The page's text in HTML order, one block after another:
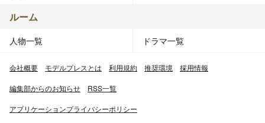
ルーム
人物一覧 ドラマ一覧
会社概要 モデルプレスとは 利用規約 推奨環境 採用情報
編集部からのお知らせ RSS一覧
アプリケーションプライバシーポリシー